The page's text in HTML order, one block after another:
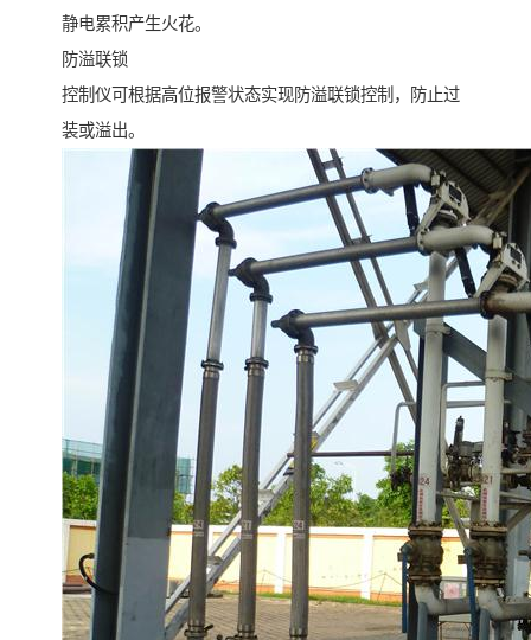
静电累积产生火花。
防溢联锁
控制仪可根据高位报警状态实现防溢联锁控制，防止过
装或溢出。